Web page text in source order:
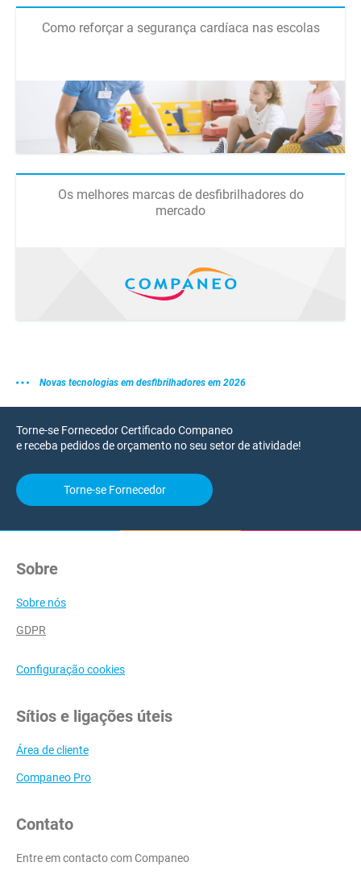
Como reforçar a segurança cardíaca nas escolas
Os melhores marcas de desfibrilhadores do
mercado
Novas tecnologias em desfibrilhadores em 2026
Torne-se Fornecedor Certificado Companeo
e receba pedidos de orçamento no seu setor de atividade!
Torne-se Fornecedor
Sobre
Sobre nós
GDPR
Configuração cookies
Sítios e ligações úteis
Área de cliente
Companeo Pro
Contato
Entre em contacto com Companeo